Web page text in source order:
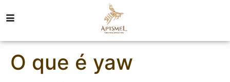
O que é yaw